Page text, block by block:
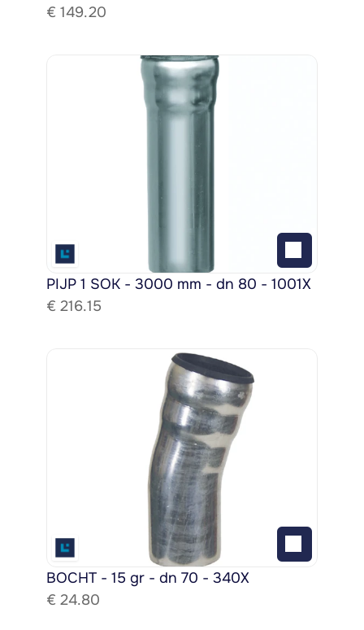
€ 149.20
PIJP 1 SOK - 3000 mm - dn 80 - 1001X
€ 216.15
BOCHT - 15 gr - dn 70 - 340X
€ 24.80